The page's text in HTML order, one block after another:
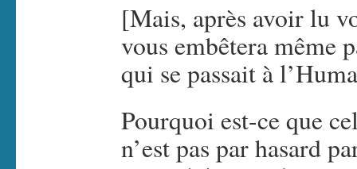
[Mais, après avoir lu
vous embêtera même
qui se passait à
Pourquoi est-ce que
n’est pas par hasard